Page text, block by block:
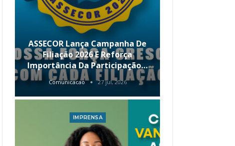
ASSECOR Lança Campanha De
Filiação 2026 E Reforça
Importância Da Participação…
Comunicacao 27 jul, 2026
IMPRENSA